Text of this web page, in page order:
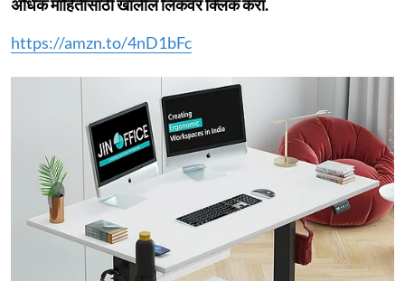
अधिक माहितीसाठी खालील लिंकवर क्लिक करा.
https://amzn.to/4nD1bFc